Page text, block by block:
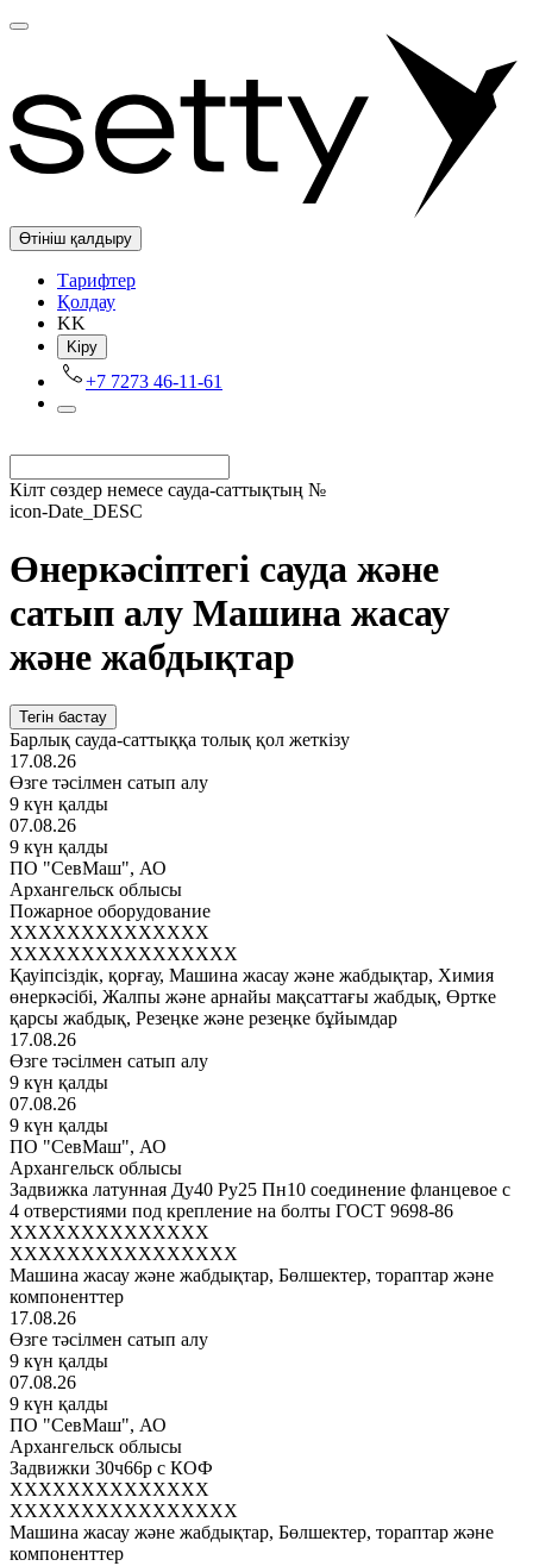
Өтініш қалдыру
Tарифтер
Қолдау
KK
Kіру
+7 7273 46-11-61
Кілт сөздер немесе сауда-саттықтың №
icon-Date_DESC
Өнеркәсіптегі сауда және
сатып алу Машина жасау
және жабдықтар
Тегін бастау
Барлық сауда-саттыққа толық қол жеткізу
17.08.26
Өзге тәсілмен сатып алу
9 күн қалды
07.08.26
9 күн қалды
ПО "СевМаш", АО
Архангельск облысы
Пожарное оборудование
XXXXXXXXXXXXXX
XXXXXXXXXXXXXXXX
Қауіпсіздік, қорғау, Машина жасау және жабдықтар, Химия
өнеркәсібі, Жалпы және арнайы мақсаттағы жабдық, Өртке
қарсы жабдық, Резеңке және резеңке бұйымдар
17.08.26
Өзге тәсілмен сатып алу
9 күн қалды
07.08.26
9 күн қалды
ПО "СевМаш", АО
Архангельск облысы
Задвижка латунная Ду40 Ру25 Пн10 соединение фланцевое с
4 отверстиями под крепление на болты ГОСТ 9698-86
XXXXXXXXXXXXXX
XXXXXXXXXXXXXXXX
Машина жасау және жабдықтар, Бөлшектер, тораптар және
компоненттер
17.08.26
Өзге тәсілмен сатып алу
9 күн қалды
07.08.26
9 күн қалды
ПО "СевМаш", АО
Архангельск облысы
Задвижки 30ч66р с КОФ
XXXXXXXXXXXXXX
XXXXXXXXXXXXXXXX
Машина жасау және жабдықтар, Бөлшектер, тораптар және
компоненттер